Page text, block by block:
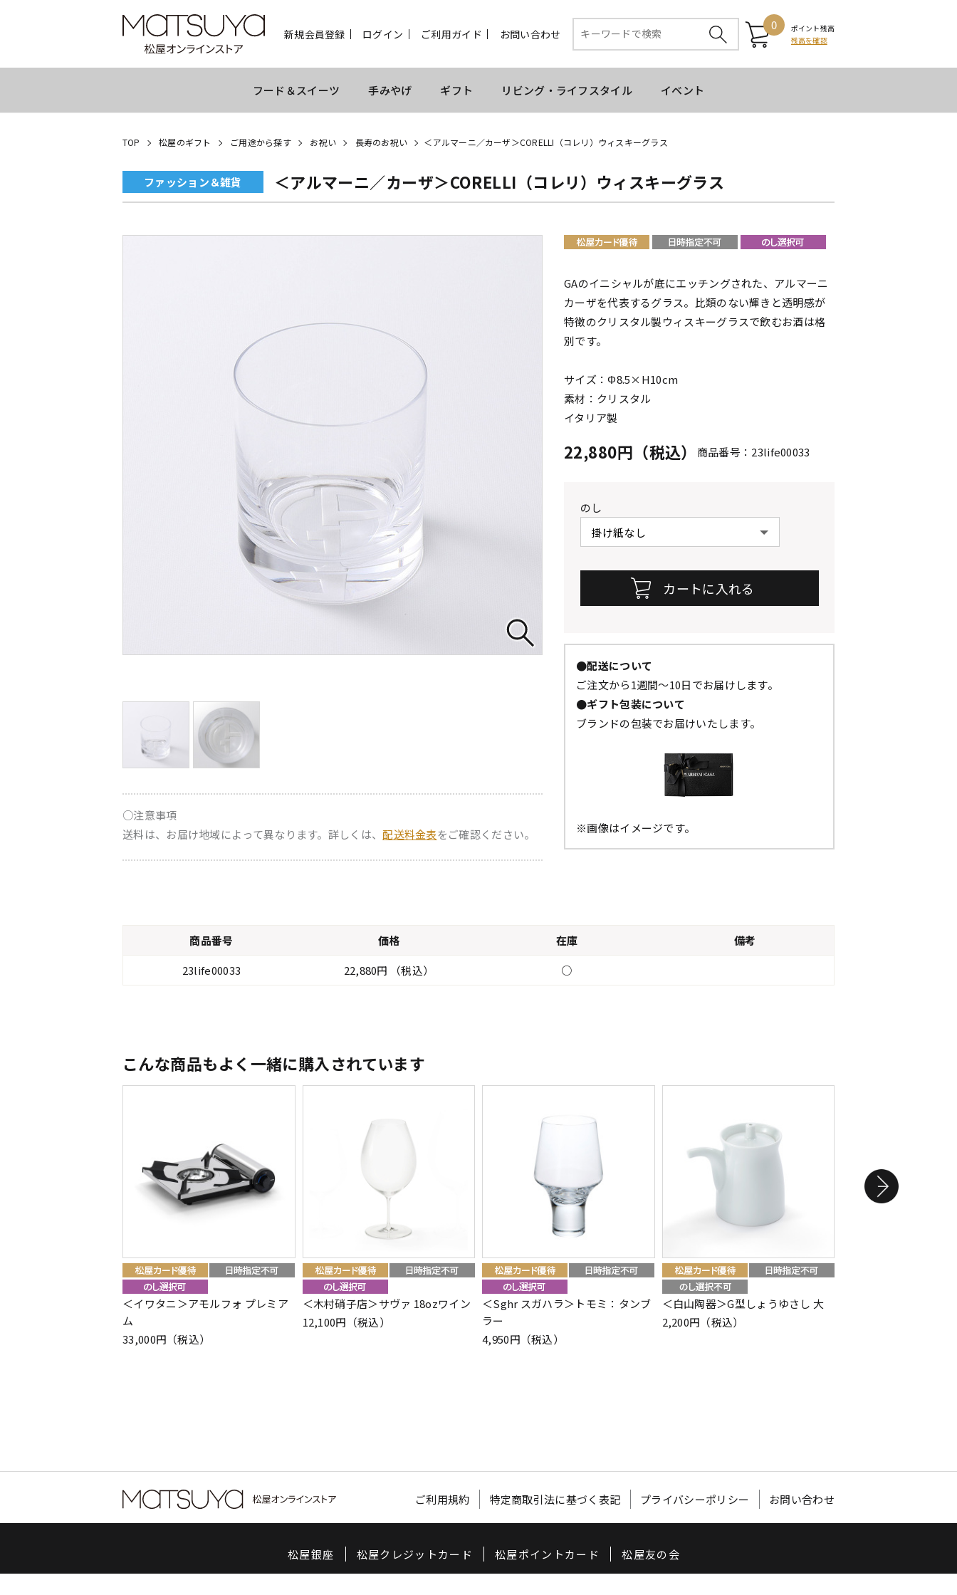
新規会員登録 ログイン ご利用ガイド お問い合わせ
0
ポイント残高
残高を確認
フード＆スイーツ 手みやげ ギフト リビング・ライフスタイル イベント
TOP 松屋のギフト ご用途から探す お祝い 長寿のお祝い ＜アルマーニ／カーザ＞CORELLI（コレリ）ウィスキーグラス
ファッション＆雑貨 ＜アルマーニ／カーザ＞CORELLI（コレリ）ウィスキーグラス
○注意事項
送料は、お届け地域によって異なります。詳しくは、配送料金表をご確認ください。
GAのイニシャルが底にエッチングされた、アルマーニ
カーザを代表するグラス。比類のない輝きと透明感が
特徴のクリスタル製ウィスキーグラスで飲むお酒は格
別です。
サイズ：Φ8.5×H10cm
素材：クリスタル
イタリア製
22,880円（税込） 商品番号：23life00033
のし
●配送について
ご注文から1週間～10日でお届けします。
●ギフト包装について
ブランドの包装でお届けいたします。
※画像はイメージです。
商品番号 価格 在庫
備考
23life00033
22,880円 （税込） ○
こんな商品もよく一緒に購入されています
＜イワタニ＞アモルフォ プレミア
ム
33,000円（税込）
＜木村硝子店＞サヴァ 18ozワイン
12,100円（税込）
＜Sghr スガハラ＞トモミ：タンブ
ラー
4,950円（税込）
＜白山陶器＞G型しょうゆさし 大
2,200円（税込）
ご利用規約 特定商取引法に基づく表記 プライバシーポリシー お問い合わせ
松屋銀座 松屋クレジットカード 松屋ポイントカード 松屋友の会